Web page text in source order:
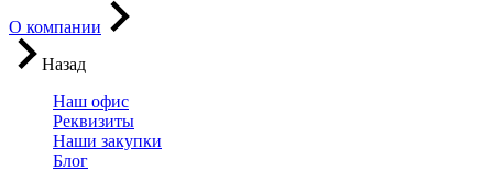
О компании
Назад
Наш офис
Реквизиты
Наши закупки
Блог